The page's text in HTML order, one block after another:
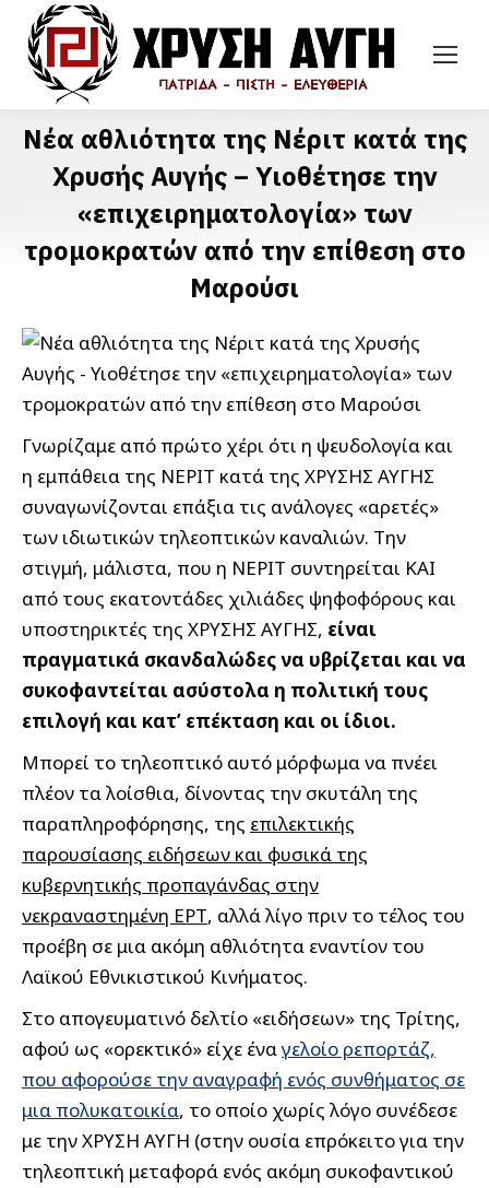
Νέα αθλιότητα της Νέριτ κατά της
Χρυσής Αυγής – Υιοθέτησε την
«επιχειρηματολογία» των
τρομοκρατών από την επίθεση στο
Μαρούσι
Γνωρίζαμε από πρώτο χέρι ότι η ψευδολογία και
η εμπάθεια της ΝΕΡΙΤ κατά της ΧΡΥΣΗΣ ΑΥΓΗΣ
συναγωνίζονται επάξια τις ανάλογες «αρετές»
των ιδιωτικών τηλεοπτικών καναλιών. Την
στιγμή, μάλιστα, που η ΝΕΡΙΤ συντηρείται ΚΑΙ
από τους εκατοντάδες χιλιάδες ψηφοφόρους και
υποστηρικτές της ΧΡΥΣΗΣ ΑΥΓΗΣ, είναι
πραγματικά σκανδαλώδες να υβρίζεται και να
συκοφαντείται ασύστολα η πολιτική τους
επιλογή και κατ’ επέκταση και οι ίδιοι.
Μπορεί το τηλεοπτικό αυτό μόρφωμα να πνέει
πλέον τα λοίσθια, δίνοντας την σκυτάλη της
παραπληροφόρησης, της επιλεκτικής
παρουσίασης ειδήσεων και φυσικά της
κυβερνητικής προπαγάνδας στην
νεκραναστημένη ΕΡΤ, αλλά λίγο πριν το τέλος του
προέβη σε μια ακόμη αθλιότητα εναντίον του
Λαϊκού Εθνικιστικού Κινήματος.
Στο απογευματινό δελτίο «ειδήσεων» της Τρίτης,
αφού ως «ορεκτικό» είχε έναγελοίο ρεπορτάζ,
που αφορούσε την αναγραφή ενός συνθήματος σε
μια πολυκατοικία, το οποίο χωρίς λόγο συνέδεσε
με την ΧΡΥΣΗ ΑΥΓΗ (στην ουσία επρόκειτο για την
τηλεοπτική μεταφορά ενός ακόμη συκοφαντικού